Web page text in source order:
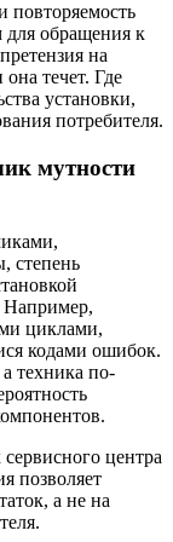
повторяемость
для обращения к
на
течет. Где
установки,
потребителя.
мутности
степень
циклами,
кодами ошибок.
техника по-
центра
позволяет
а не на